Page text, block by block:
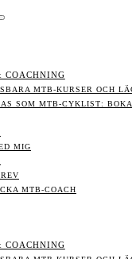
COACHNING
MTB-KURSER OCH
SOM MTB-CYKLIST:
MIG
MTB-COACH
COACHNING